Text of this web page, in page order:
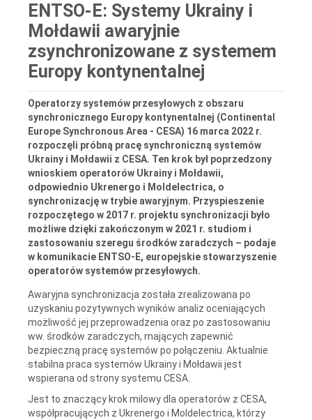
ENTSO-E: Systemy Ukrainy i
Mołdawii awaryjnie
zsynchronizowane z systemem
Europy kontynentalnej
Operatorzy systemów przesyłowych z obszaru
synchronicznego Europy kontynentalnej (Continental
Europe Synchronous Area - CESA) 16 marca 2022 r.
rozpoczęli próbną pracę synchroniczną systemów
Ukrainy i Mołdawii z CESA. Ten krok był poprzedzony
wnioskiem operatorów Ukrainy i Mołdawii,
odpowiednio Ukrenergo i Moldelectrica, o
synchronizację w trybie awaryjnym. Przyspieszenie
rozpoczętego w 2017 r. projektu synchronizacji było
możliwe dzięki zakończonym w 2021 r. studiom i
zastosowaniu szeregu środków zaradczych – podaje
w komunikacie ENTSO-E, europejskie stowarzyszenie
operatorów systemów przesyłowych.
Awaryjna synchronizacja została zrealizowana po
uzyskaniu pozytywnych wyników analiz oceniających
możliwość jej przeprowadzenia oraz po zastosowaniu
ww. środków zaradczych, mających zapewnić
bezpieczną pracę systemów po połączeniu. Aktualnie
stabilna praca systemów Ukrainy i Mołdawii jest
wspierana od strony systemu CESA.
Jest to znaczący krok milowy dla operatorów z CESA,
współpracujących z Ukrenergo i Moldelectrica, którzy